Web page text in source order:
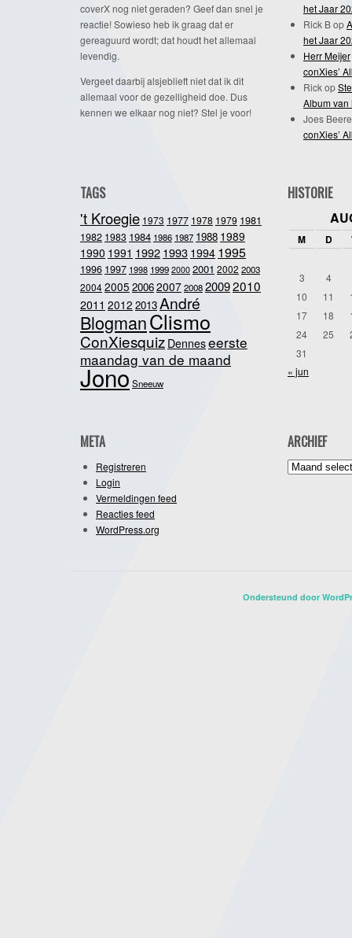
coverX nog niet geraden? Geef dan snel je
reactie! Sowieso heb ik graag dat er
gereaguurd wordt; dat houdt het allemaal
levendig.
Vergeet daarbij alsjeblieft niet dat ik dit
allemaal voor de gezelligheid doe. Dus
kennen we elkaar nog niet? Stel je voor!
het Jaar
Rick Bop
het Jaar
Herr Meijer
conXies’
Rickop
Album van
Joes
conXies’
TAGS
't Kroegie 1973 1977 1978 1979 1981
1982 1983 1984 1986 1987 1988 1989
1990 1991 19921993 1994 1995
1996 1997 1998 1999 2000 2001 2002 2003
20042005 20062007200820092010
2011 2012 2013André
BlogmanClismo
ConXiesquiz Denneseerste
maandag van de maand
JonoSneeuw
HISTORIE
M D
3
4
10
11
17
18
24
25
31
« jun
META
Registreren
Login
Vermeldingen feed
Reacties feed
WordPress.org
ARCHIEF
Archief
Ondersteund door